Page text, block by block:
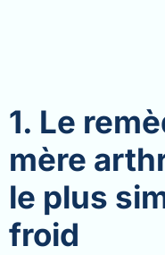
1. Le
mère
le plus
froid